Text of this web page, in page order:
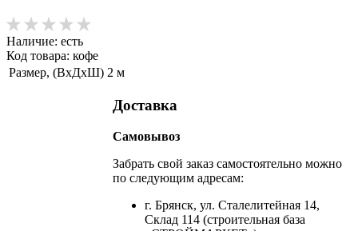
Наличие: есть
Код товара: кофе
Размер, (ВхДхШ) 2 м
Доставка
Самовывоз
Забрать свой заказ самостоятельно можно
по следующим адресам:
г. Брянск, ул. Сталелитейная 14,
Склад 114 (строительная база